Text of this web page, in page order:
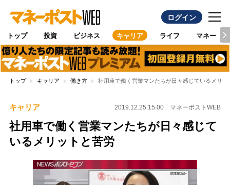
ログイン
トップ 投資 ビジネス キャリア ライフ マネー
トップ キャリア 働き方 社用車で働く営業マンたちが日々感じているメリッ
キャリア 2019.12.25 15:00 マネーポストWEB
社用車で働く営業マンたちが日々感じて
いるメリットと苦労